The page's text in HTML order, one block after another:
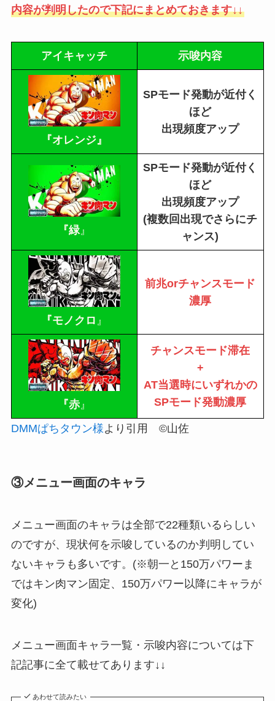
内容が判明したので下記にまとめておきます↓↓
アイキャッチ 示唆内容
『オレンジ』
SPモード発動が近付く
ほど
出現頻度アップ
『緑』
SPモード発動が近付く
ほど
出現頻度アップ
(複数回出現でさらにチ
ャンス)
『モノクロ 』
前兆orチャンスモード
濃厚
『赤』
チャンスモード滞在
+
AT当選時にいずれかの
SPモード発動濃厚
DMMぱちタウン様より引用 ©山佐
③メニュー画面のキャラ
メニュー画面のキャラは全部で22種類いるらしい
のですが、現状何を示唆しているのか判明してい
ないキャラも多いです。(※朝一と150万パワーま
ではキン肉マン固定、150万パワー以降にキャラが
変化)
メニュー画面キャラ一覧・示唆内容については下
記記事に全て載せてあります↓↓
あわせて読みたい